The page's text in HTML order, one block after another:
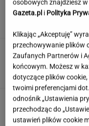
do
"Mam
latach
osobowych znajdziesz
Gazeta.pl i Polityka
Klikając „Akceptuję”
przechowywanie plików
Zaufanych Partnerów i
końcowym. Możesz w
dotyczące plików
twoimi preferencjami
odnośnik „Ustawienia
przechodząc do
ustawień plików cookie